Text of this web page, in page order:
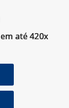
até 420x